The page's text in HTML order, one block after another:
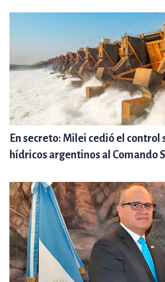
En secreto: Milei cedió el control
hídricos argentinos al Comando